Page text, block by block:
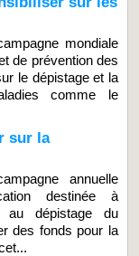
mondiale
de prévention des
le dépistage et la
comme le
sur la
annuelle
destinée à
au dépistage du
des fonds pour la